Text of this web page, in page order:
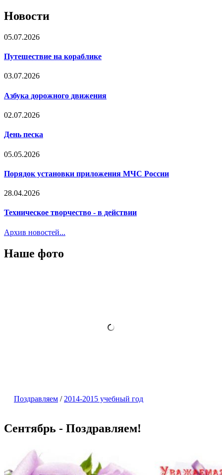
Новости
05.07.2026
Путешествие на кораблике
03.07.2026
Азбука дорожного движения
02.07.2026
День песка
05.05.2026
Порядок установки приложения МЧС России
28.04.2026
Техническое творчество - в действии
Архив новостей...
Наше фото
Поздравляем / 2014-2015 учебный год
Сентябрь - Поздравляем!